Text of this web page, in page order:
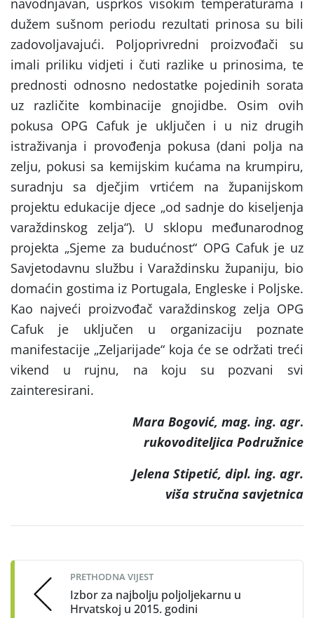
navodnjavan, usprkos visokim temperaturama i
dužem sušnom periodu rezultati prinosa su bili
zadovoljavajući. Poljoprivredni proizvođači su
imali priliku vidjeti i čuti razlike u prinosima, te
prednosti odnosno nedostatke pojedinih sorata
uz različite kombinacije gnojidbe. Osim ovih
pokusa OPG Cafuk je uključen i u niz drugih
istraživanja i provođenja pokusa (dani polja na
zelju, pokusi sa kemijskim kućama na krumpiru,
suradnju sa dječjim vrtićem na županijskom
projektu edukacije djece „od sadnje do kiseljenja
varaždinskog zelja“). U sklopu međunarodnog
projekta „Sjeme za budućnost“ OPG Cafuk je uz
Savjetodavnu službu i Varaždinsku županiju, bio
domaćin gostima iz Portugala, Engleske i Poljske.
Kao najveći proizvođač varaždinskog zelja OPG
Cafuk je uključen u organizaciju poznate
manifestacije „Zeljarijade“ koja će se održati treći
vikend u rujnu, na koju su pozvani svi
zainteresirani.
Mara Bogović, mag. ing. agr.
rukovoditeljica Podružnice
Jelena Stipetić, dipl. ing. agr.
viša stručna savjetnica
navigation
PRETHODNA VIJEST
Izbor za najbolju poljoljekarnu u
Hrvatskoj u 2015. godini